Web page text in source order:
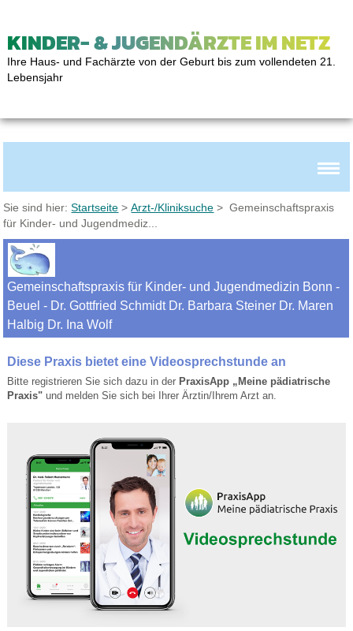
KINDER- & JUGENDÄRZTE IM NETZ
Ihre Haus- und Fachärzte von der Geburt bis zum vollendeten 21.
Lebensjahr
Sie sind hier:Startseite >Arzt-/Kliniksuche > Gemeinschaftspraxis
für Kinder- und Jugendmediz...
Gemeinschaftspraxis für Kinder- und Jugendmedizin Bonn -
Beuel - Dr. Gottfried Schmidt Dr. Barbara Steiner Dr. Maren
Halbig Dr. Ina Wolf
Diese Praxis bietet eine Videosprechstunde an
Bitte registrieren Sie sich dazu in der PraxisApp „Meine pädiatrische
Praxis"und melden Sie sich bei Ihrer Ärztin/Ihrem Arzt an.